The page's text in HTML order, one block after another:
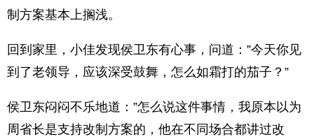
制方案基本上搁浅。
回到家里，小佳发现侯卫东有心事，问道：”今天你见
到了老领导，应该深受鼓舞，怎么如霜打的茄子？”
侯卫东闷闷不乐地道：”怎么说这件事情，我原本以为
周省长是支持改制方案的，他在不同场合都讲过改